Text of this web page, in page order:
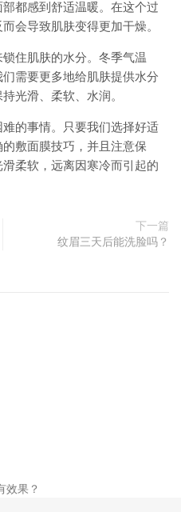
都感到舒适温暖。在这个过
会导致肌肤变得更加干燥。
住肌肤的水分。冬季气温
需要更多地给肌肤提供水分
光滑、柔软、水润。
的事情。只要我们选择好适
敷面膜技巧，并且注意保
柔软，远离因寒冷而引起的
下一篇
纹眉三天后能洗脸吗？
效果？